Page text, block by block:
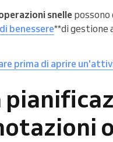
snelle
benessere**di gestione
prima di aprire